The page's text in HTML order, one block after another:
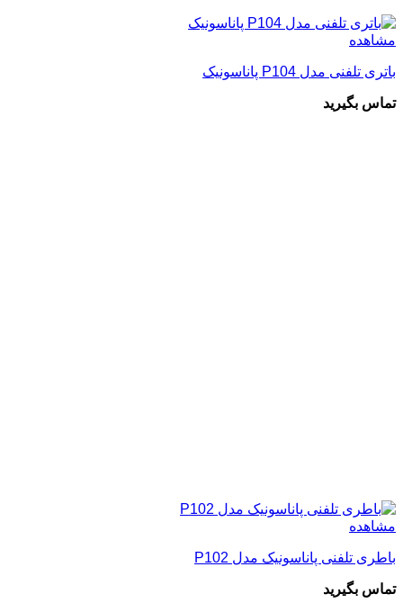
مشاهده
باتری تلفنی مدل P104 پاناسونیک
تماس بگیرید
مشاهده
باطری تلفنی پاناسونیک مدل P102
تماس بگیرید